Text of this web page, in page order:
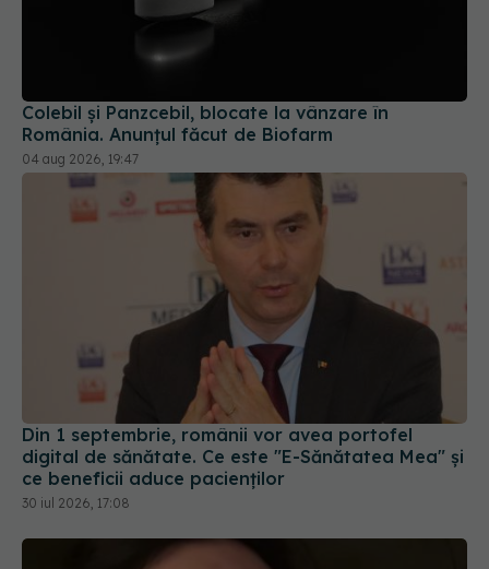
Colebil și Panzcebil, blocate la vânzare în
Din 1 septembrie, românii vor avea portofel
digital de sănătate. Ce este "E-Sănătatea Mea" și
ce beneficii aduce pacienților
30 iul 2026, 17:08